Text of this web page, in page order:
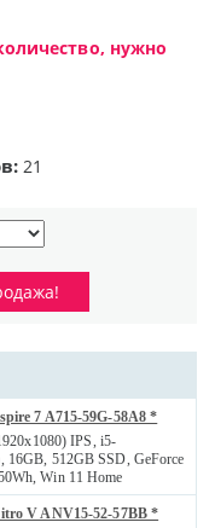
нужно
21
7 A715-59G-58A8 *
IPS, i5-
16GB, 512GB SSD, GeForce
Win 11 Home
V ANV15-52-57BB *